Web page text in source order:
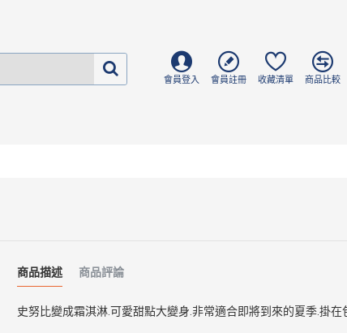
會員登入 會員註冊 收藏清單 商品比較
商品描述 商品評論
史努比變成霜淇淋.可愛甜點大變身.非常適合即將到來的夏季.掛在